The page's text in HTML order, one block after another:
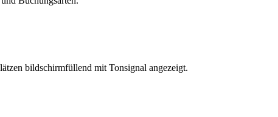
bildschirmfüllend mit Tonsignal angezeigt.